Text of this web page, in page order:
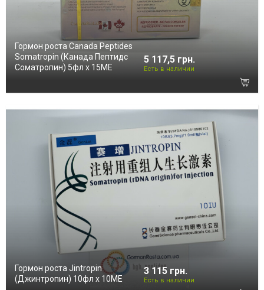
Гормон роста Canada Peptides
Somatropin (Канада Пептидс
Соматропин) 5фл х 15ME
5 117,5 грн.
Есть в наличии
Гормон роста Jintropin
(Джинтропин) 10фл х 10ME
3 115 грн.
Есть в наличии